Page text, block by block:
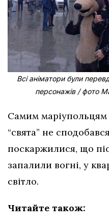
Всі аніматори були
персонажів / фото
Самим маріупольцям
“свята” не
поскаржилися, що
запалили вогні, у
світло.
Читайте також: